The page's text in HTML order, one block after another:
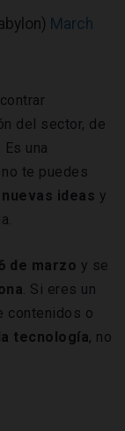
March
del sector, de
. Es una
te puedes
ideas y
de marzo y se
. Si eres un
contenidos o
tecnología, no